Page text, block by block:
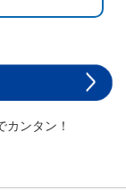
ンタン！